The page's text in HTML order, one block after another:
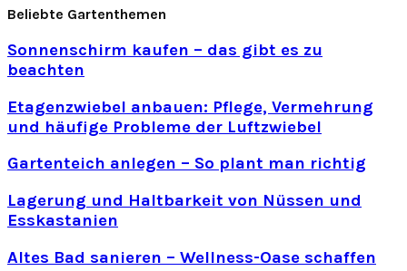
Beliebte Gartenthemen
Sonnenschirm kaufen – das gibt es zu
beachten
Etagenzwiebel anbauen: Pflege, Vermehrung
und häufige Probleme der Luftzwiebel
Gartenteich anlegen – So plant man richtig
Lagerung und Haltbarkeit von Nüssen und
Esskastanien
Altes Bad sanieren – Wellness-Oase schaffen